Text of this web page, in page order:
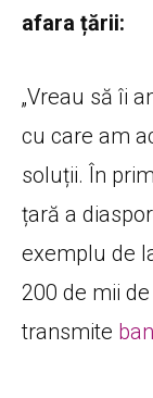
afara țării:
„Vreau să îi
cu care am
soluții. În
țară a
exemplu de
200 de mii
transmite